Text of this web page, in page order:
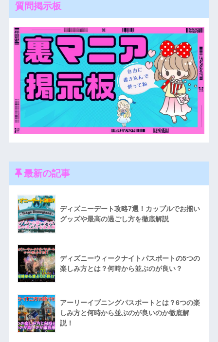
質問掲示板
最新の記事
ディズニーデート攻略7選！カップルでお揃い
グッズや最高の過ごし方を徹底解説
ディズニーウィークナイトパスポートの5つの
楽しみ方とは？何時から並ぶのが良い？
アーリーイブニングパスポートとは？6つの楽
しみ方と何時から並ぶのが良いのか徹底解
説！